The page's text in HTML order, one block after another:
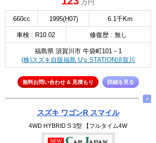
万円
660cc 1995(H07) 6.1千Km
車検 : R10.02 修復歴 : 無し
福島県 須賀川市 牛袋町101－1
(株)スズキ自販福島 U’s STATION須賀川
無料お問い合わせ & 見積もり 詳細を見る
∧
スズキ ワゴンR スマイル
4WD HYBRID S 3型 【フルタイム4W
NEW